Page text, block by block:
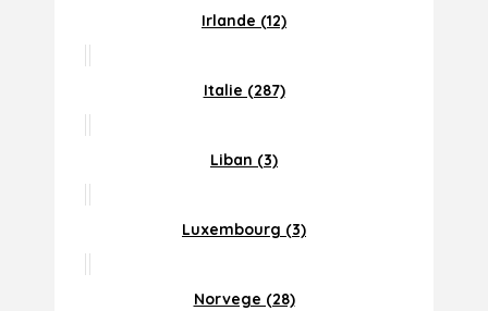
Irlande (12)
Italie (287)
Liban (3)
Luxembourg (3)
Norvege (28)